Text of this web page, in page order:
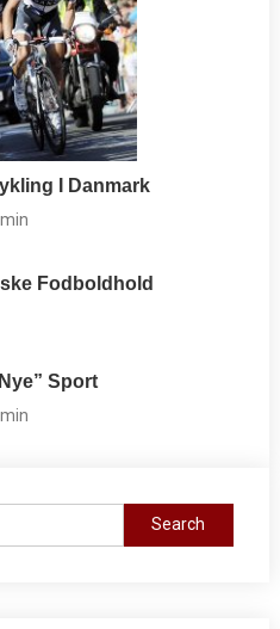
I Danmark
Fodboldhold
Sport
Search
for: